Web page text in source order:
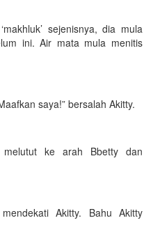
sejenisnya, dia mula
ini. Air mata mula menitis
saya!” bersalah Akitty.
ke arah Bbetty dan
Akitty. Bahu Akitty